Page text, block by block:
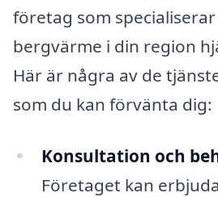
företag som specialiserar
bergvärme i din region
Här är några av de
som du kan förvänta dig:
Konsultation och
Företaget kan